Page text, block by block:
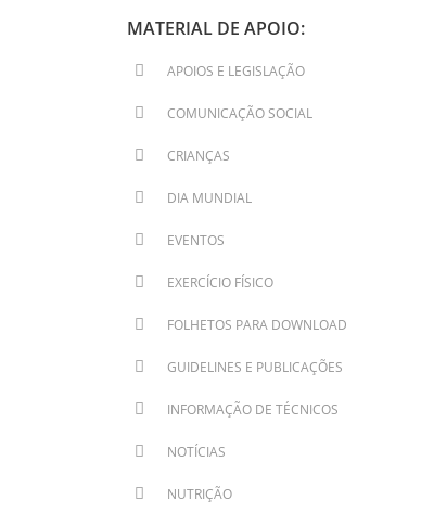
MATERIAL DE APOIO:
APOIOS E LEGISLAÇÃO
COMUNICAÇÃO SOCIAL
CRIANÇAS
DIA MUNDIAL
EVENTOS
EXERCÍCIO FÍSICO
FOLHETOS PARA DOWNLOAD
GUIDELINES E PUBLICAÇÕES
INFORMAÇÃO DE TÉCNICOS
NOTÍCIAS
NUTRIÇÃO